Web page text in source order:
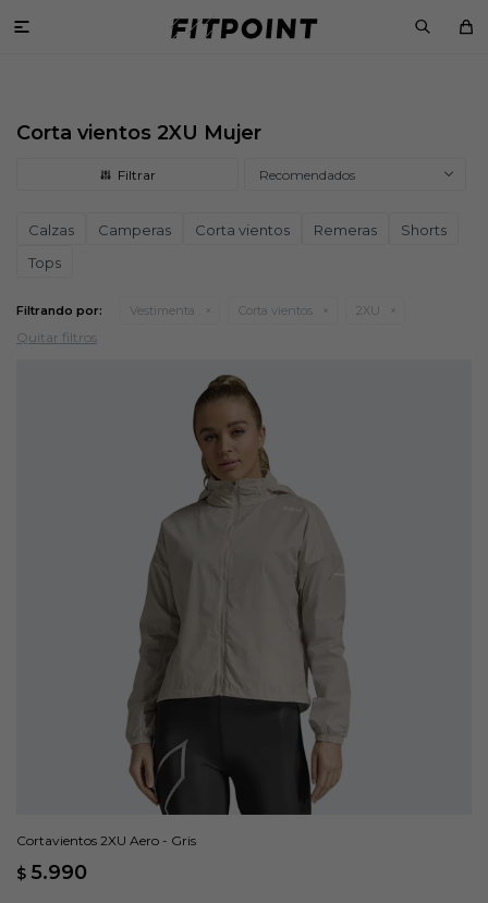

Corta vientos 2XU Mujer
Recomendados
Calzas Camperas Corta vientos Remeras
Shorts
Tops
Filtrando por: Vestimenta Corta vientos 2XU
Quitar filtros
Cortavientos 2XU Aero - Gris
$ 5.990